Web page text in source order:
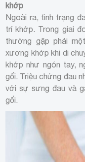
khớp
Ngoài ra, tình trạng
trí khớp. Trong giai
thường gặp phải
xương khớp khi di
khớp như ngón tay,
gối. Triệu chứng đau
với sự sưng đau và
gối.